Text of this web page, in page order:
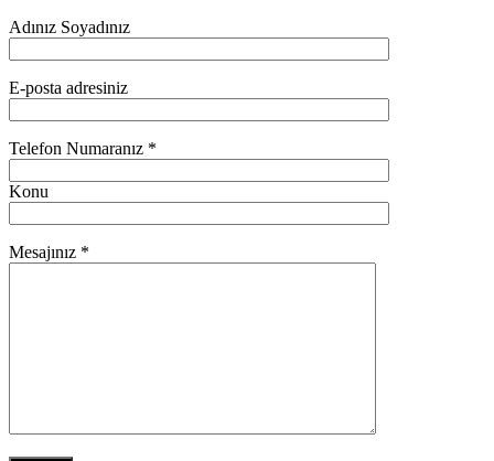
Adınız Soyadınız
E-posta adresiniz
Telefon Numaranız *
Konu
Mesajınız *